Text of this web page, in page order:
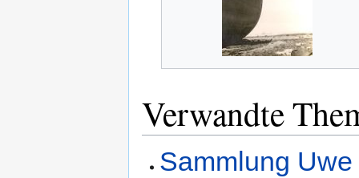
Verwandte
Sammlung